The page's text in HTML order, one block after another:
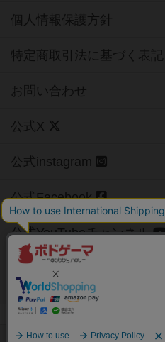
個人情報保護方針
特定商取引法に基づく表記
お問い合わせ
公式X
公式instagram
公式Facebook
公式YouTubeチャンネル